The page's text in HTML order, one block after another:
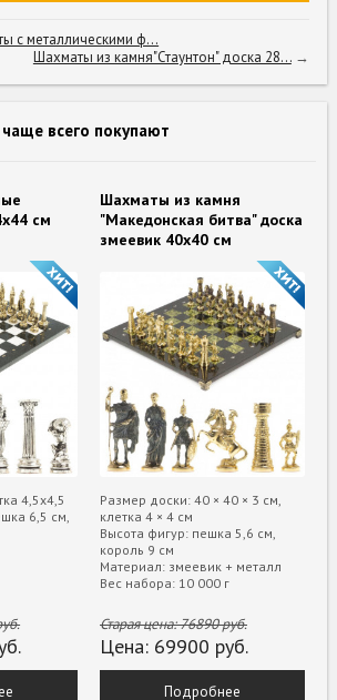
с металлическими ф...
Шахматы из камня"Стаунтон" доска 28...→
всего покупают
см
4,5х4,5
6,5 см,
Шахматы из камня
"Македонская битва" доска
змеевик 40х40 см
Размер доски: 40 × 40 × 3 см,
клетка 4 × 4 см
Высота фигур: пешка 5,6 см,
король 9 см
Материал: змеевик + металл
Вес набора: 10 000 г
Старая цена:76890руб.
Цена: 69900 руб.
Подробнее